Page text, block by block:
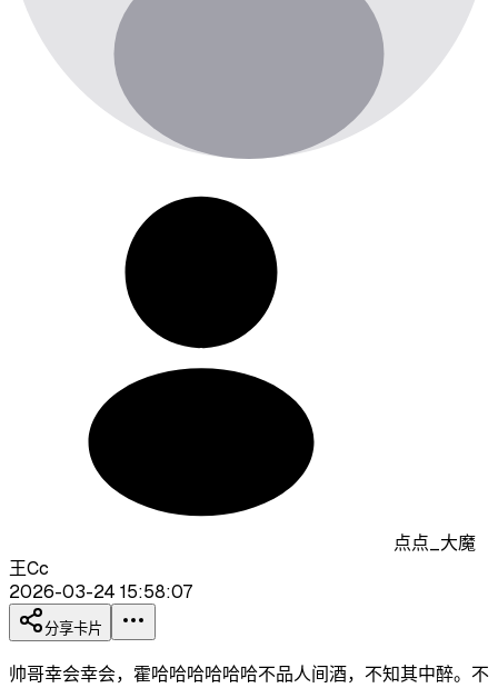
点点_大魔
王Cc
2026-03-24 15:58:07
分享卡片
帅哥幸会幸会，霍哈哈哈哈哈哈不品人间酒，不知其中醉。不